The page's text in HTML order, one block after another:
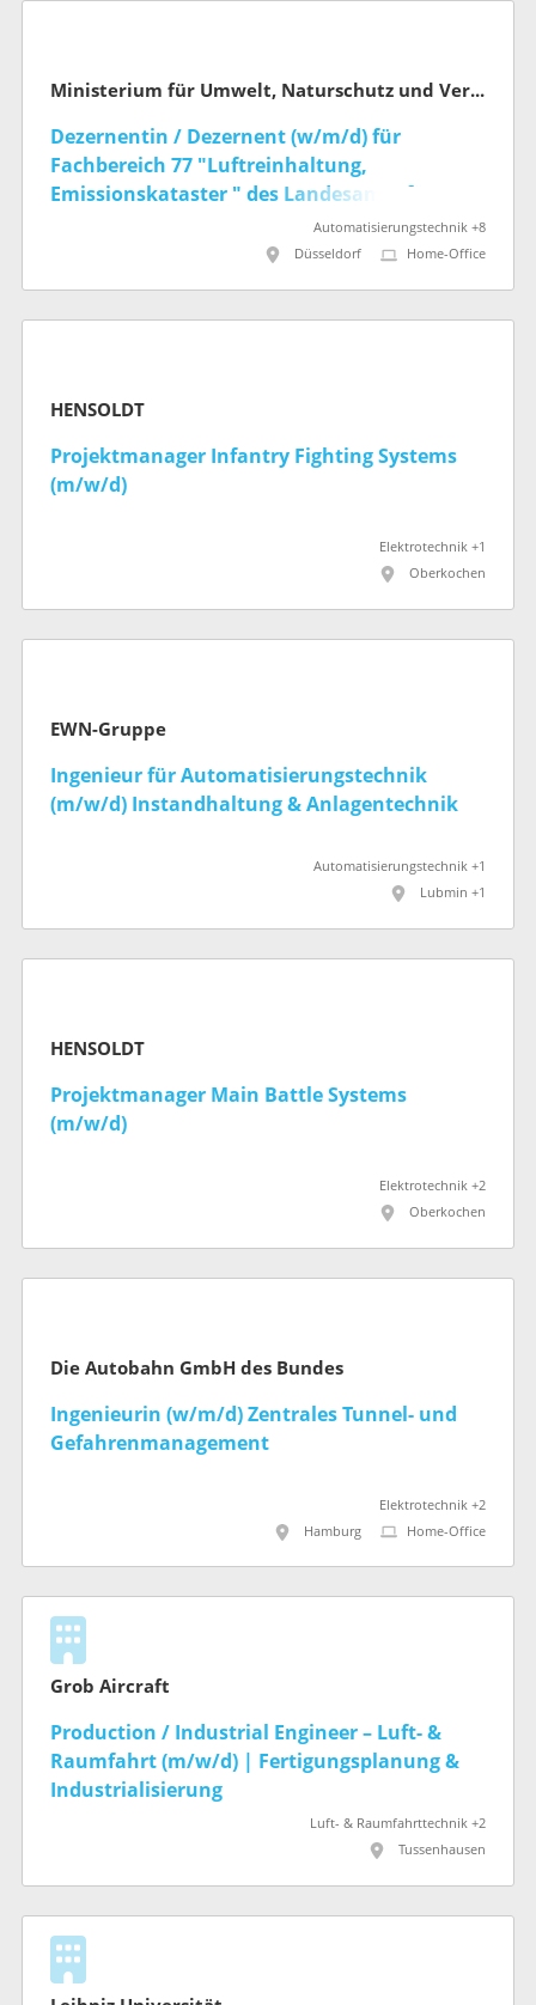
Ministerium für Umwelt, Naturschutz und Verkehr des Landes Nordrhein-Westfalen
Dezernentin / Dezernent (w/m/d) für
Fachbereich 77 "Luftreinhaltung,
Emissionskataster " des Landesamts für
Natur, Umwelt und Klima NRWAutomatisierungstechnik +8
Düsseldorf
Home-Office
HENSOLDT
Projektmanager Infantry Fighting Systems
(m/w/d)
Elektrotechnik +1
Oberkochen
EWN-Gruppe
Ingenieur für Automatisierungstechnik
(m/w/d) Instandhaltung & Anlagentechnik
Automatisierungstechnik +1
Lubmin +1
HENSOLDT
Projektmanager Main Battle Systems
(m/w/d)
Elektrotechnik +2
Oberkochen
Die Autobahn GmbH des Bundes
Ingenieurin (w/m/d) Zentrales Tunnel- und
Gefahrenmanagement
Elektrotechnik +2
Hamburg
Home-Office
Grob Aircraft
Production / Industrial Engineer – Luft- &
Raumfahrt (m/w/d) | Fertigungsplanung &
Industrialisierung
Luft- & Raumfahrttechnik +2
Tussenhausen